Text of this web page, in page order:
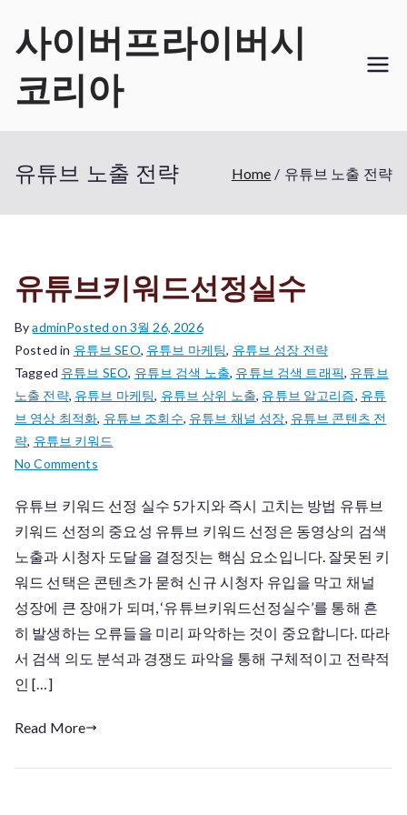
content
사이버프라이버시
코리아
유튜브 노출 전략 Home 유튜브 노출 전략
유튜브키워드선정실수
ByadminPosted on 3월 26, 2026
Posted in 유튜브 SEO, 유튜브 마케팅, 유튜브 성장 전략
Tagged 유튜브 SEO, 유튜브 검색 노출, 유튜브 검색 트래픽, 유튜브
노출 전략, 유튜브 마케팅, 유튜브 상위 노출, 유튜브 알고리즘, 유튜
브 영상 최적화, 유튜브 조회수, 유튜브 채널 성장, 유튜브 콘텐츠 전
략, 유튜브 키워드
No Commentson
튜
브
키
워
드
정
실
유튜브 키워드 선정 실수 5가지와 즉시 고치는 방법 유튜브
키워드 선정의 중요성 유튜브 키워드 선정은 동영상의 검색
노출과 시청자 도달을 결정짓는 핵심 요소입니다. 잘못된 키
워드 선택은 콘텐츠가 묻혀 신규 시청자 유입을 막고 채널
성장에 큰 장애가 되며, ‘유튜브키워드선정실수’를 통해 흔
히 발생하는 오류들을 미리 파악하는 것이 중요합니다. 따라
서 검색 의도 분석과 경쟁도 파악을 통해 구체적이고 전략적
인 […]
Read More